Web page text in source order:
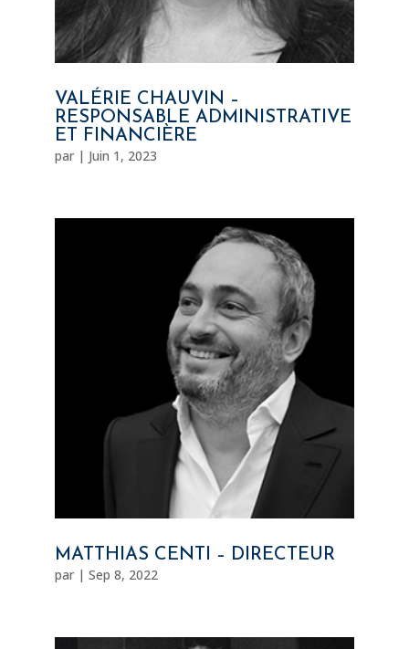
VALÉRIE CHAUVIN –
RESPONSABLE ADMINISTRATIVE
ET FINANCIÈRE
par | Juin 1, 2023
MATTHIAS CENTI – DIRECTEUR
par | Sep 8, 2022